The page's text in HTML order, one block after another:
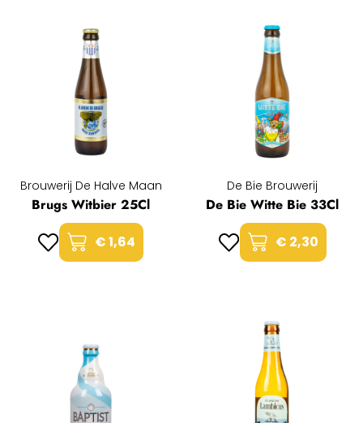
Brouwerij De Halve Maan
Brugs Witbier 25Cl
€ 1,64
De Bie Brouwerij
De Bie Witte Bie 33Cl
€ 2,30